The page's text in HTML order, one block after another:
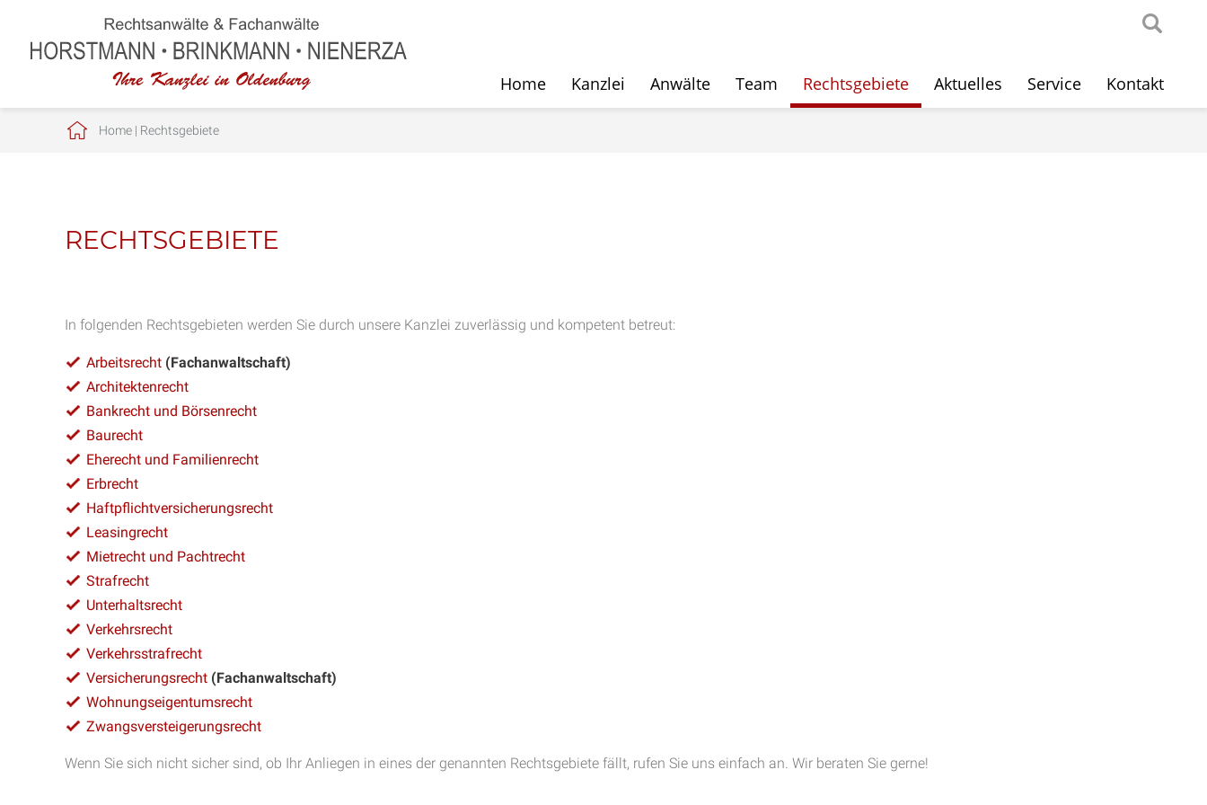
Home Kanzlei Anwälte Team Rechtsgebiete Aktuelles Service Kontakt
Home| Rechtsgebiete
RECHTSGEBIETE
In folgenden Rechtsgebieten werden Sie durch unsere Kanzlei zuverlässig und kompetent betreut:
Arbeitsrecht (Fachanwaltschaft)
Architektenrecht
Bankrecht und Börsenrecht
Baurecht
Eherecht und Familienrecht
Erbrecht
Haftpflichtversicherungsrecht
Leasingrecht
Mietrecht und Pachtrecht
Strafrecht
Unterhaltsrecht
Verkehrsrecht
Verkehrsstrafrecht
Versicherungsrecht (Fachanwaltschaft)
Wohnungseigentumsrecht
Zwangsversteigerungsrecht
Wenn Sie sich nicht sicher sind, ob Ihr Anliegen in eines der genannten Rechtsgebiete fällt, rufen Sie uns einfach an. Wir beraten Sie gerne!